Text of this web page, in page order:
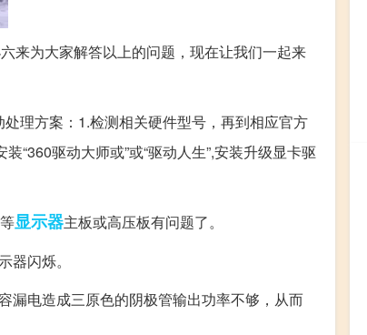
来为大家解答以上的问题，现在让我们一起来
处理方案：1.检测相关硬件型号，再到相应官方
“360驱动大师或”或“驱动人生”,安装升级显卡驱
显示器主板或高压板有问题了。
闪烁。
漏电造成三原色的阴极管输出功率不够，从而